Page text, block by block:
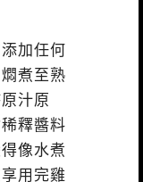
加任何
煮至熟
汁原
釋醬料
像水煮
用完雞